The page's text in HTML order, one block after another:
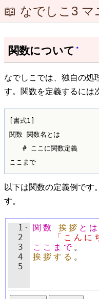
📖 なでしこ3 マ
関数について *
なでしこでは、独自の処
す。関数を定義するには
[書式1]
関数 関数名とは
# ここに関数定義
ここまで
以下は関数の定義例です
す。
1
2
3
4
5
関 数 挨 拶 と は
「 こ ん に
こ こ ま で 。
挨 拶 す る 。